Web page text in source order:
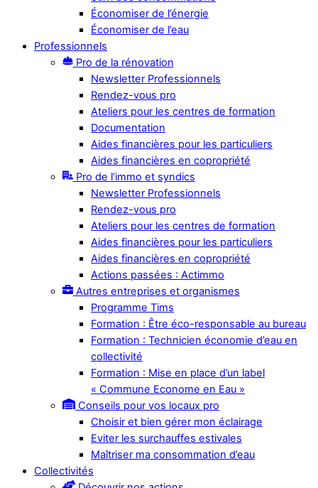
Économiser de l’énergie
Économiser de l’eau
Professionnels
Pro de la rénovation
Newsletter Professionnels
Rendez-vous pro
Ateliers pour les centres de formation
Documentation
Aides financières pour les particuliers
Aides financières en copropriété
Pro de l’immo et syndics
Newsletter Professionnels
Rendez-vous pro
Ateliers pour les centres de formation
Aides financières pour les particuliers
Aides financières en copropriété
Actions passées : Actimmo
Autres entreprises et organismes
Programme Tims
Formation : Être éco-responsable au bureau
Formation : Technicien économie d’eau en
collectivité
Formation : Mise en place d’un label
« Commune Econome en Eau »
Conseils pour vos locaux pro
Choisir et bien gérer mon éclairage
Eviter les surchauffes estivales
Maîtriser ma consommation d’eau
Collectivités